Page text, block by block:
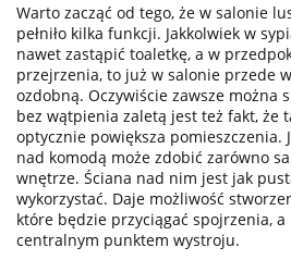
Warto zacząć od tego, że w salonie
pełniło kilka funkcji. Jakkolwiek w
nawet zastąpić toaletkę, a w
przejrzenia, to już w salonie przede
ozdobną. Oczywiście zawsze można
bez wątpienia zaletą jest też fakt, że
optycznie powiększa pomieszczenia.
nad komodą może zdobić zarówno
wnętrze. Ściana nad nim jest jak
wykorzystać. Daje możliwość
które będzie przyciągać spojrzenia,
centralnym punktem wystroju.